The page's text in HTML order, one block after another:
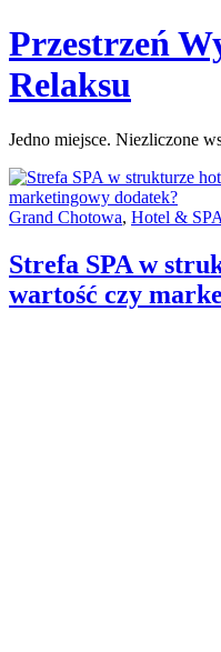
Skip
to
content
Przestrzeń
Relaksu
Jedno miejsce. Niezliczone
Categories:
Grand Chotowa, Hotel & SPA
Strefa SPA w
wartość czy